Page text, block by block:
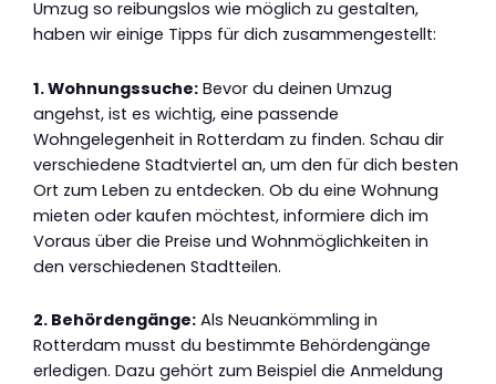
Umzug so reibungslos wie möglich zu gestalten,
haben wir einige Tipps für dich zusammengestellt:
1. Wohnungssuche: Bevor du deinen Umzug
angehst, ist es wichtig, eine passende
Wohngelegenheit in Rotterdam zu finden. Schau dir
verschiedene Stadtviertel an, um den für dich besten
Ort zum Leben zu entdecken. Ob du eine Wohnung
mieten oder kaufen möchtest, informiere dich im
Voraus über die Preise und Wohnmöglichkeiten in
den verschiedenen Stadtteilen.
2. Behördengänge: Als Neuankömmling in
Rotterdam musst du bestimmte Behördengänge
erledigen. Dazu gehört zum Beispiel die Anmeldung